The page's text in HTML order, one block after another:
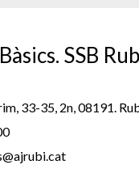
SSB
33-35, 2n, 08191.